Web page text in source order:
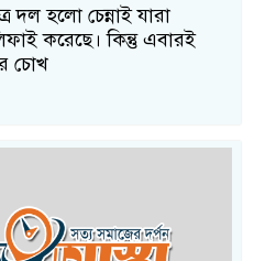
দল হলো চেন্নাই যারা
করেছে। কিন্তু এবারই
চোখ